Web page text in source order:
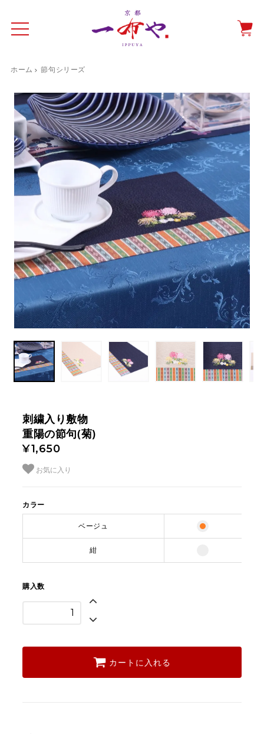
ド 一布やについて
抗ウイルス・抗菌マスクケース
テーブルウエア特集
光田愛のテーブルコーディネート
催事情報
ホーム 節句シリーズ
刺繍入り敷物
重陽の節句(菊)
¥1,650
お気に入り
カラー
ベージュ
紺
購入数
カートに入れる